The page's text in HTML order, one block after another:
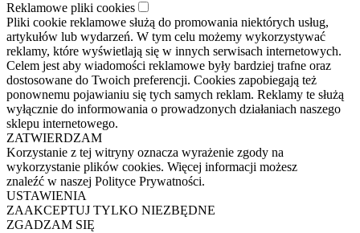
Reklamowe pliki cookies
Pliki cookie reklamowe służą do promowania niektórych usług,
artykułów lub wydarzeń. W tym celu możemy wykorzystywać
reklamy, które wyświetlają się w innych serwisach internetowych.
Celem jest aby wiadomości reklamowe były bardziej trafne oraz
dostosowane do Twoich preferencji. Cookies zapobiegają też
ponownemu pojawianiu się tych samych reklam. Reklamy te służą
wyłącznie do informowania o prowadzonych działaniach naszego
sklepu internetowego.
ZATWIERDZAM
Korzystanie z tej witryny oznacza wyrażenie zgody na
wykorzystanie plików cookies. Więcej informacji możesz
znaleźć w naszej Polityce Prywatności.
USTAWIENIA
ZAAKCEPTUJ TYLKO NIEZBĘDNE
ZGADZAM SIĘ